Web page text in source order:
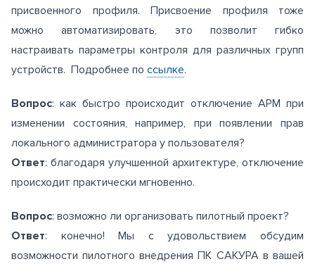
присвоенного профиля. Присвоение профиля тоже
можно автоматизировать, это позволит гибко
настраивать параметры контроля для различных групп
устройств. Подробнее по ссылке.
Вопрос: как быстро происходит отключение АРМ при
изменении состояния, например, при появлении прав
локального администратора у пользователя?
Ответ: благодаря улучшенной архитектуре, отключение
происходит практически мгновенно.
Вопрос: возможно ли организовать пилотный проект?
Ответ: конечно! Мы с удовольствием обсудим
возможности пилотного внедрения ПК САКУРА в вашей